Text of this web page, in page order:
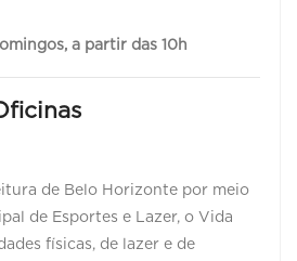
a partir das 10h
de Belo Horizonte por meio
de Esportes e Lazer, o Vida
físicas, de lazer e de